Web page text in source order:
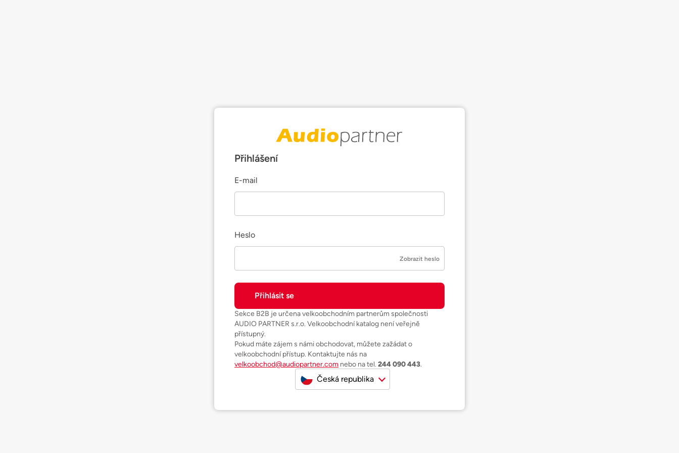
Přihlášení
E-mail
Heslo
Zobrazit heslo
Sekce B2B je určena velkoobchodním partnerům společnosti
AUDIO PARTNER s.r.o. Velkoobchodní katalog není veřejně
přístupný.
Pokud máte zájem s námi obchodovat, můžete zažádat o
velkoobchodní přístup. Kontaktujte nás na
velkoobchod@audiopartner.com nebo na tel. 244 090 443.
Česká republika